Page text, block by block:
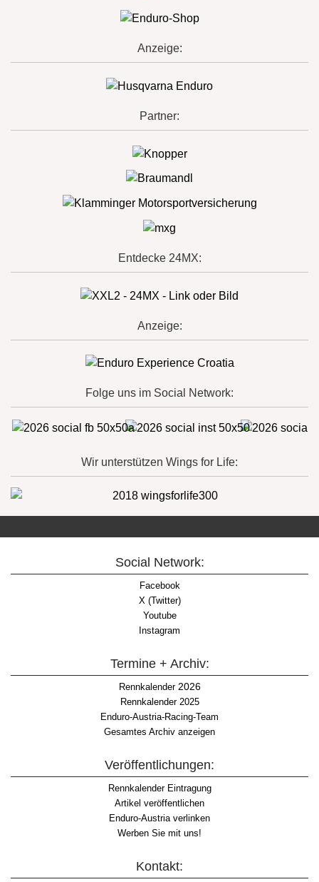
Anzeige:
Partner:
Entdecke 24MX:
Anzeige:
Folge uns im Social Network:
Wir unterstützen Wings for Life:
Social Network:
Facebook
X (Twitter)
Youtube
Instagram
Termine + Archiv:
Rennkalender2026
Rennkalender 2025
Enduro-Austria-Racing-Team
Gesamtes Archiv anzeigen
Veröffentlichungen:
Rennkalender Eintragung
Artikel veröffentlichen
Enduro-Austria verlinken
Werben Sie mit uns!
Kontakt: